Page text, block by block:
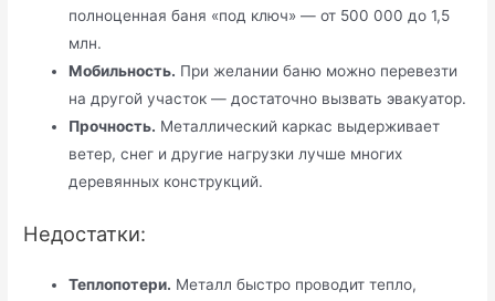
полноценная баня «под ключ» — от 500 000 до 1,5
млн.
Мобильность. При желании баню можно перевезти
на другой участок — достаточно вызвать эвакуатор.
Прочность. Металлический каркас выдерживает
ветер, снег и другие нагрузки лучше многих
деревянных конструкций.
Недостатки:
Теплопотери. Металл быстро проводит тепло,